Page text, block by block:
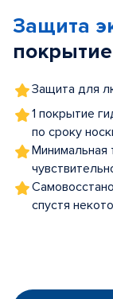
5
Защита
Защита для
1 покрытие
по сроку
Минимальная
спустя